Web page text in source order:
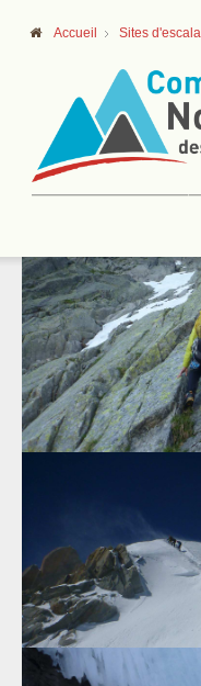
Accueil Sites